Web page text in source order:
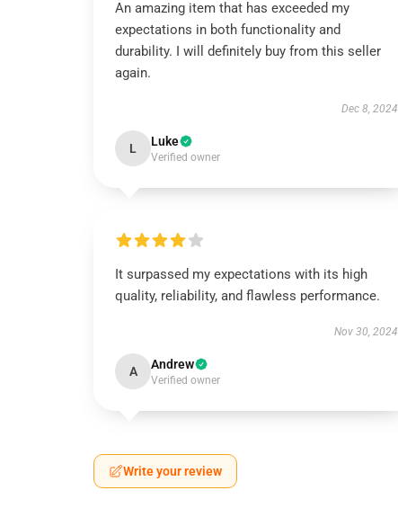
An amazing item that has exceeded my
expectations in both functionality and
durability. I will definitely buy from this seller
again.
Dec 8, 2024
L Luke
Verified owner
It surpassed my expectations with its high
quality, reliability, and flawless performance.
Nov 30, 2024
A Andrew
Verified owner
Write your review